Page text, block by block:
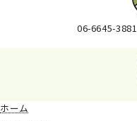
06-6645-3881
ホーム